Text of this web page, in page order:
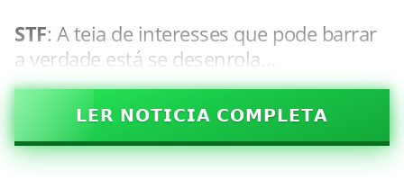
STF: A teia de interesses que pode barrar
a verdade está se desenrola…
𝗟𝗘𝗥 𝗡𝗢𝗧𝗜𝗖𝗜𝗔 𝗖𝗢𝗠𝗣𝗟𝗘𝗧𝗔